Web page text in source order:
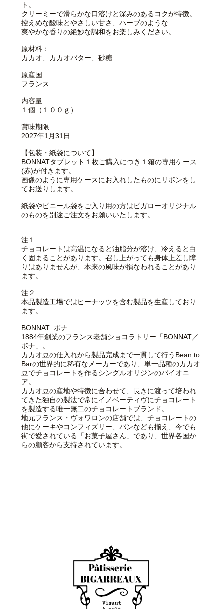
ト。
クリーミーで滑らかな口溶けと深みのあるコクが特徴。
控えめな酸味とやさしい甘さ、ハーブのような
爽やかな香りの絶妙な調和をお楽しみください。
原材料：
カカオ、カカオバター、砂糖
原産国
フランス
内容量
１個（１００ｇ）
賞味期限
2027年1月31日
【包装・紙袋について】
BONNATタブレット１枚ご購入につき１箱の専用ケース
(赤)が付きます。
画像のように専用ケースにお入れしたものにリボンをし
てお送りします。
紙袋やビニール袋をご入り用の方はビガローオリジナル
のものを別途ご注文をお願いいたします。
注１
チョコレートは高温になると油脂分が溶け、冷えると白
く固まることがあります。召し上がっても身体上差し障
りはありませんが、本来の風味が損なわれることがあり
ます。
注２
本品製造工場ではピーナッツを含む製品を生産しており
ます。
BONNAT ボナ
1884年創業のフランス老舗ショコラトリー「BONNAT／
ボナ」。
カカオ豆の仕入れから製品完成まで一貫して行うBean to
Barの世界的に稀有なメーカーであり、単一品種のカカオ
豆でチョコレートを作るシングルオリジンのパイオニ
ア。
カカオ豆の産地や特徴に合わせて、長きに渡って培われ
てきた独自の製法で常にイノベーティヴにチョコレート
を製造する唯一無二のチョコレートブランド。
地元フランス・ヴォワロンの店舗では、チョコレートの
他にケーキやコンフィズリー、パンなども揃え、今でも
街で愛されている「お菓子屋さん」であり、世界各国か
らの顧客から支持されています。